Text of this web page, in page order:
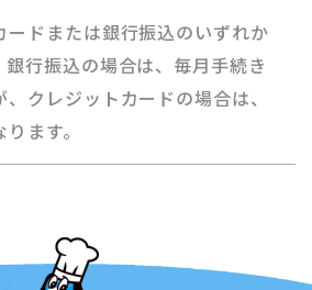
ードまたは銀行振込のいずれか
銀行振込の場合は、毎月手続き
クレジットカードの場合は、
ます。